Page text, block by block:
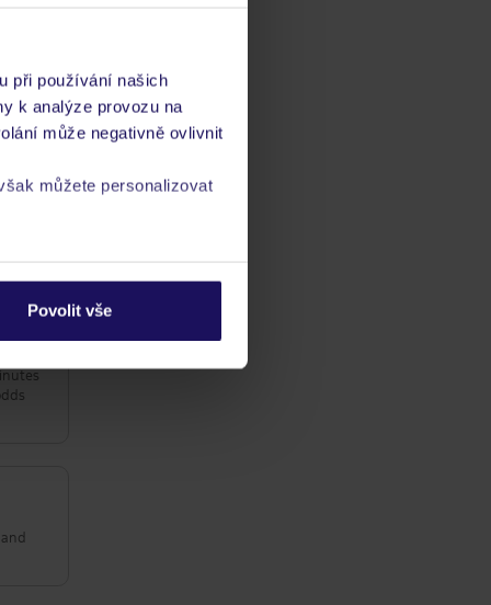
při používání našich
k analýze provozu na
může negativně ovlivnit
můžete personalizovat
zásadách ochrany
Povolit vše